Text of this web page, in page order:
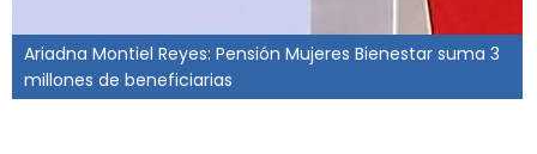
Ariadna Montiel Reyes: Pensión Mujeres Bienestar suma 3
millones de beneficiarias